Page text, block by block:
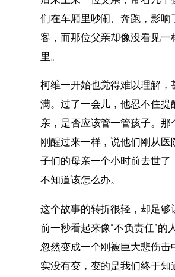
们在车厢里吵闹、奔跑，影响
客，而那位父亲却像没看见一
里。
柯维一开始也觉得难以理解，
满。过了一会儿，他忍不住提
亲，是否应该管一管孩子。那
刚醒过来一样，说他们刚从医
子们的母亲一个小时前去世了
不知道该怎么办。
这个故事的转折很轻，却足够
前一秒看起来像“不负责任”的
忽然变成一个刚被巨大悲伤击
实没有变，变的是我们终于知